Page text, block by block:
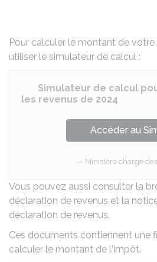
Pour calculer le montant de
utiliser le simulateur de calcul :
Simulateur de calcul
les revenus de 2024
Accéder au
Ministère chargé
Vous pouvez aussi consulter la
déclaration de revenus et la
déclaration de revenus.
Ces documents contiennent une
calculer le montant de l'impôt.